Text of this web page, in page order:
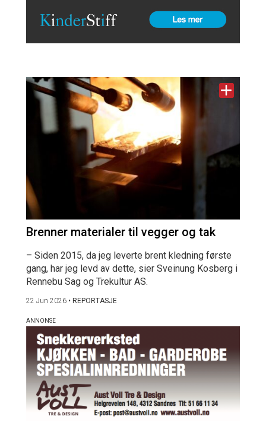
Brenner materialer til vegger og tak
– Siden 2015, da jeg leverte brent kledning første
gang, har jeg levd av dette, sier Sveinung Kosberg i
Rennebu Sag og Trekultur AS.
22 Jun 2026 • REPORTASJE